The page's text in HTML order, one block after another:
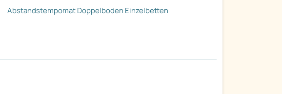
AbstandstempomatDoppelboden Einzelbetten